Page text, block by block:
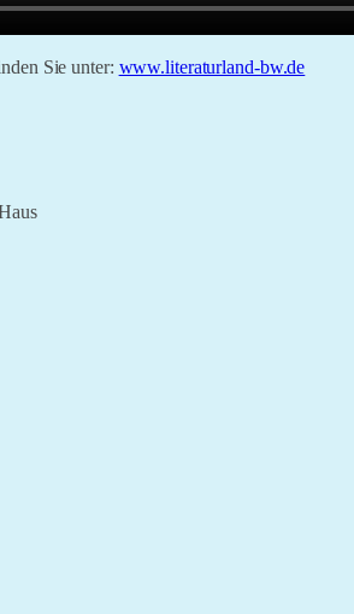
Sie unter: www.literaturland-bw.de